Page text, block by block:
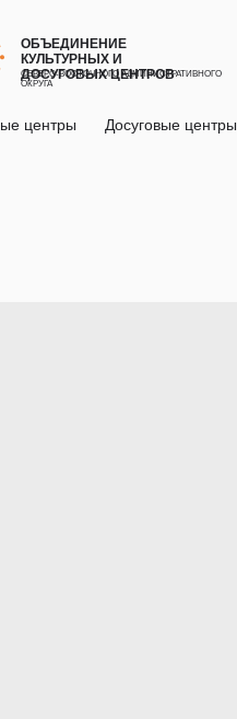
ОБЪЕДИНЕНИЕ
КУЛЬТУРНЫХ И
ДОСУГОВЫХ ЦЕНТРОВ
СЕВЕРО-ВОСТОЧНОГО АДМИНИСТРАТИВНОГО
ОКРУГА
центры Досуговые центры